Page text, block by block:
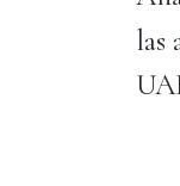
las